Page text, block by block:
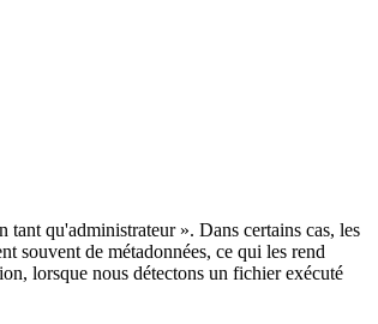
tant qu'administrateur ». Dans certains cas, les
souvent de métadonnées, ce qui les rend
, lorsque nous détectons un fichier exécuté